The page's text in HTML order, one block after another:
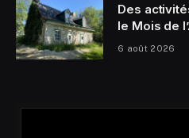
Des
le Mois de
6 août 2026